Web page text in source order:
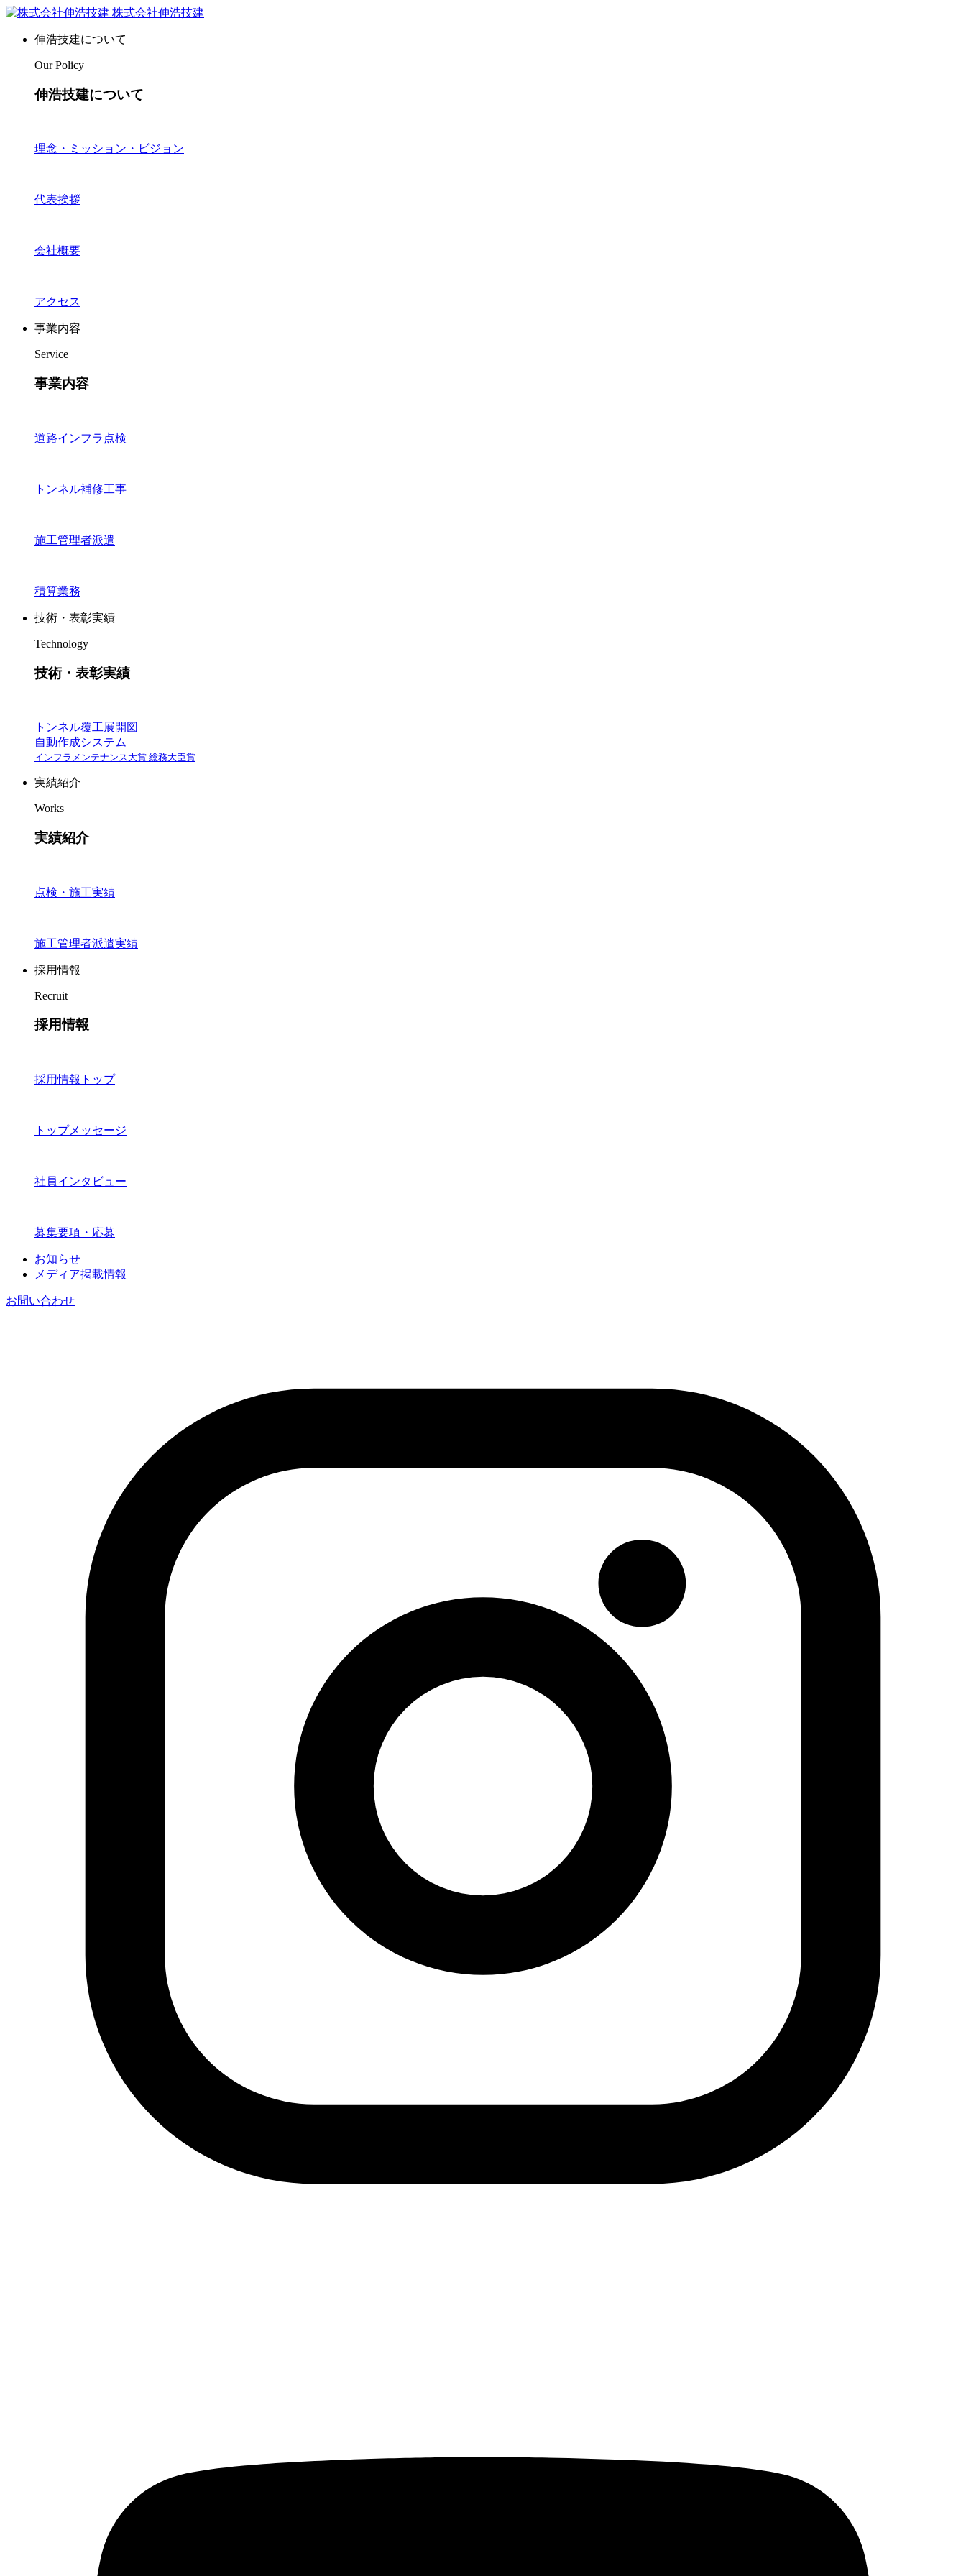
株式会社伸浩技建
伸浩技建について
Our Policy
伸浩技建について
理念・ミッション・ビジョン
代表挨拶
会社概要
アクセス
事業内容
Service
事業内容
道路インフラ点検
トンネル補修工事
施工管理者派遣
積算業務
技術・表彰実績
Technology
技術・表彰実績
トンネル覆工展開図
自動作成システム
インフラメンテナンス大賞 総務大臣賞
実績紹介
Works
実績紹介
点検・施工実績
施工管理者派遣実績
採用情報
Recruit
採用情報
採用情報トップ
トップメッセージ
社員インタビュー
募集要項・応募
お知らせ
メディア掲載情報
お問い合わせ